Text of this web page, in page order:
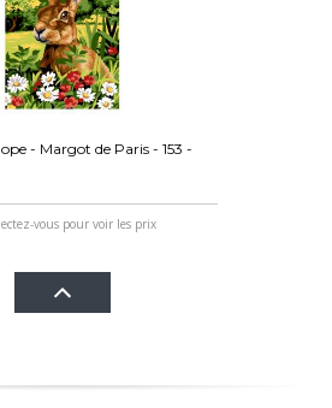
- Margot de Paris - 153 -
vous pour voir les prix